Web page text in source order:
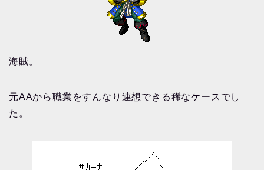
海賊。
元AAから職業をすんなり連想できる稀なケースでし
た。